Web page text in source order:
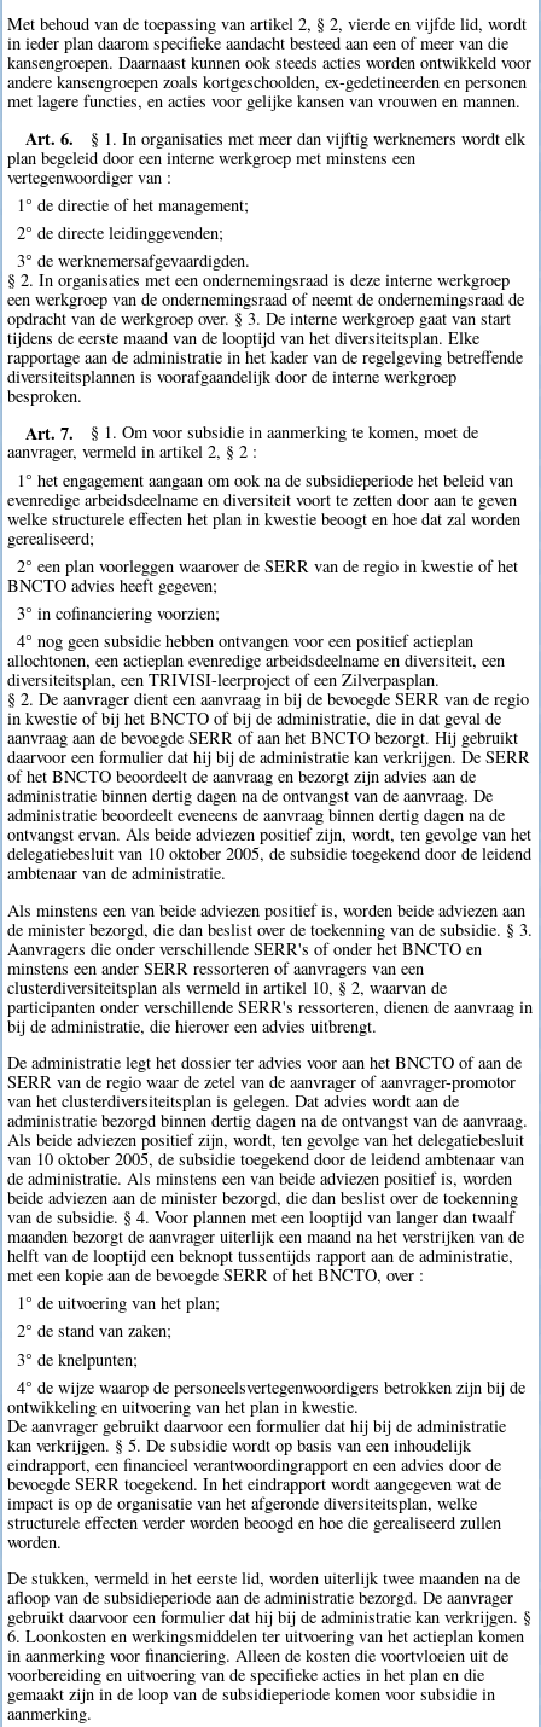
Met behoud van de toepassing van artikel 2, § 2, vierde en vijfde lid, wordt
in ieder plan daarom specifieke aandacht besteed aan een of meer van die
kansengroepen. Daarnaast kunnen ook steeds acties worden ontwikkeld voor
andere kansengroepen zoals kortgeschoolden, ex-gedetineerden en personen
met lagere functies, en acties voor gelijke kansen van vrouwen en mannen.
Art. 6.
§ 1. In organisaties met meer dan vijftig werknemers wordt elk
plan begeleid door een interne werkgroep met minstens een
vertegenwoordiger van :
1° de directie of het management;
2° de directe leidinggevenden;
3° de werknemersafgevaardigden.
§ 2. In organisaties met een ondernemingsraad is deze interne werkgroep
een werkgroep van de ondernemingsraad of neemt de ondernemingsraad de
opdracht van de werkgroep over. § 3. De interne werkgroep gaat van start
tijdens de eerste maand van de looptijd van het diversiteitsplan. Elke
rapportage aan de administratie in het kader van de regelgeving betreffende
diversiteitsplannen is voorafgaandelijk door de interne werkgroep
besproken.
Art. 7.
§ 1. Om voor subsidie in aanmerking te komen, moet de
aanvrager, vermeld in artikel 2, § 2 :
1° het engagement aangaan om ook na de subsidieperiode het beleid van
evenredige arbeidsdeelname en diversiteit voort te zetten door aan te geven
welke structurele effecten het plan in kwestie beoogt en hoe dat zal worden
gerealiseerd;
2° een plan voorleggen waarover de SERR van de regio in kwestie of het
BNCTO advies heeft gegeven;
3° in cofinanciering voorzien;
4° nog geen subsidie hebben ontvangen voor een positief actieplan
allochtonen, een actieplan evenredige arbeidsdeelname en diversiteit, een
diversiteitsplan, een TRIVISI-leerproject of een Zilverpasplan.
§ 2. De aanvrager dient een aanvraag in bij de bevoegde SERR van de regio
in kwestie of bij het BNCTO of bij de administratie, die in dat geval de
aanvraag aan de bevoegde SERR of aan het BNCTO bezorgt. Hij gebruikt
daarvoor een formulier dat hij bij de administratie kan verkrijgen. De SERR
of het BNCTO beoordeelt de aanvraag en bezorgt zijn advies aan de
administratie binnen dertig dagen na de ontvangst van de aanvraag. De
administratie beoordeelt eveneens de aanvraag binnen dertig dagen na de
ontvangst ervan. Als beide adviezen positief zijn, wordt, ten gevolge van het
delegatiebesluit van 10 oktober 2005, de subsidie toegekend door de leidend
ambtenaar van de administratie.
Als minstens een van beide adviezen positief is, worden beide adviezen aan
de minister bezorgd, die dan beslist over de toekenning van de subsidie. § 3.
Aanvragers die onder verschillende SERR's of onder het BNCTO en
minstens een ander SERR ressorteren of aanvragers van een
clusterdiversiteitsplan als vermeld in artikel 10, § 2, waarvan de
participanten onder verschillende SERR's ressorteren, dienen de aanvraag in
bij de administratie, die hierover een advies uitbrengt.
De administratie legt het dossier ter advies voor aan het BNCTO of aan de
SERR van de regio waar de zetel van de aanvrager of aanvrager-promotor
van het clusterdiversiteitsplan is gelegen. Dat advies wordt aan de
administratie bezorgd binnen dertig dagen na de ontvangst van de aanvraag.
Als beide adviezen positief zijn, wordt, ten gevolge van het delegatiebesluit
van 10 oktober 2005, de subsidie toegekend door de leidend ambtenaar van
de administratie. Als minstens een van beide adviezen positief is, worden
beide adviezen aan de minister bezorgd, die dan beslist over de toekenning
van de subsidie. § 4. Voor plannen met een looptijd van langer dan twaalf
maanden bezorgt de aanvrager uiterlijk een maand na het verstrijken van de
helft van de looptijd een beknopt tussentijds rapport aan de administratie,
met een kopie aan de bevoegde SERR of het BNCTO, over :
1° de uitvoering van het plan;
2° de stand van zaken;
3° de knelpunten;
4° de wijze waarop de personeelsvertegenwoordigers betrokken zijn bij de
ontwikkeling en uitvoering van het plan in kwestie.
De aanvrager gebruikt daarvoor een formulier dat hij bij de administratie
kan verkrijgen. § 5. De subsidie wordt op basis van een inhoudelijk
eindrapport, een financieel verantwoordingrapport en een advies door de
bevoegde SERR toegekend. In het eindrapport wordt aangegeven wat de
impact is op de organisatie van het afgeronde diversiteitsplan, welke
structurele effecten verder worden beoogd en hoe die gerealiseerd zullen
worden.
De stukken, vermeld in het eerste lid, worden uiterlijk twee maanden na de
afloop van de subsidieperiode aan de administratie bezorgd. De aanvrager
gebruikt daarvoor een formulier dat hij bij de administratie kan verkrijgen. §
6. Loonkosten en werkingsmiddelen ter uitvoering van het actieplan komen
in aanmerking voor financiering. Alleen de kosten die voortvloeien uit de
voorbereiding en uitvoering van de specifieke acties in het plan en die
gemaakt zijn in de loop van de subsidieperiode komen voor subsidie in
aanmerking.